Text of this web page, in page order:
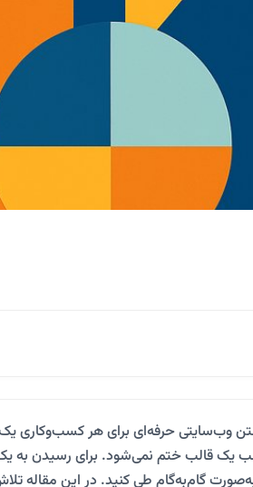
وب‌سایتی حرفه‌ای برای هر کسب‌وکاری
یک قالب ختم نمی‌شود. برای رسیدن به
گام‌به‌گام طی کنید. در این مقاله